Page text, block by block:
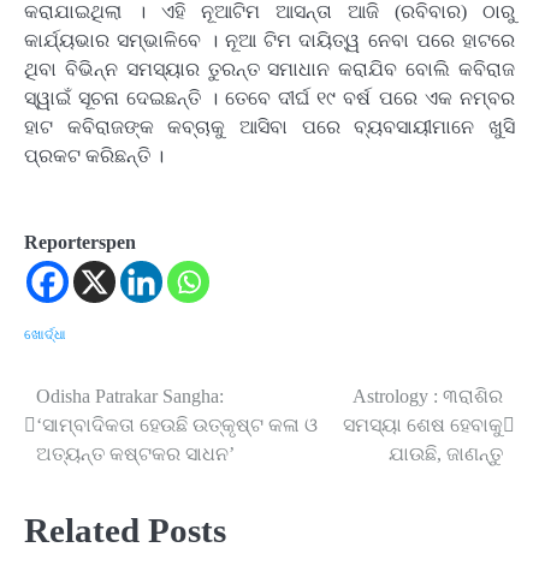
କରାଯାଇଥିଲା । ଏହି ନୂଆଟିମ ଆସନ୍ତା ଆଜି (ରବିବାର) ଠାରୁ
କାର୍ଯ୍ୟଭାର ସମ୍ଭାଳିବେ । ନୂଆ ଟିମ ଦାୟିତ୍ୱ ନେବା ପରେ ହାଟରେ
ଥିବା ବିଭିନ୍ନ ସମସ୍ୟାର ତୁରନ୍ତ ସମାଧାନ କରାଯିବ ବୋଲି କବିରାଜ
ସ୍ୱାଇଁ ସୂଚନା ଦେଇଛନ୍ତି । ତେବେ ଦୀର୍ଘ ୧୯ ବର୍ଷ ପରେ ଏକ ନମ୍ବର
ହାଟ କବିରାଜଙ୍କ କବ୍ଚାକୁ ଆସିବା ପରେ ବ୍ୟବସାୟୀମାନେ ଖୁସି
ପ୍ରକଟ କରିଛନ୍ତି ।
Reporterspen
ଖୋର୍ଦ୍ଧା
Post
navigation
Odisha Patrakar Sangha:
‘ସାମ୍ବାଦିକତା ହେଉଛି ଉତ୍କୃଷ୍ଟ କଳା ଓ
ଅତ୍ୟନ୍ତ କଷ୍ଟକର ସାଧନ’
Astrology : ୩ରାଶିର
ସମସ୍ୟା ଶେଷ ହେବାକୁ
ଯାଉଛି, ଜାଣନ୍ତୁ
Related Posts